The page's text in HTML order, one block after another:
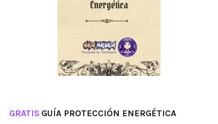
GRATIS GUÍA PROTECCIÓN ENERGÉTICA